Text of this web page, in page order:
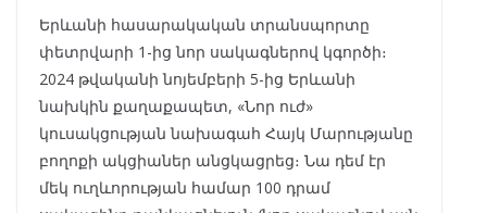
Երևանի հասարակական տրանսպորտը
փետրվարի 1-ից նոր սակագներով կգործի։
2024 թվականի նոյեմբերի 5-ից Երևանի
նախկին քաղաքապետ, «Նոր ուժ»
կուսակցության նախագահ Հայկ Մարությանը
բողոքի ակցիաներ անցկացրեց։ Նա դեմ էր
մեկ ուղևորության համար 100 դրամ